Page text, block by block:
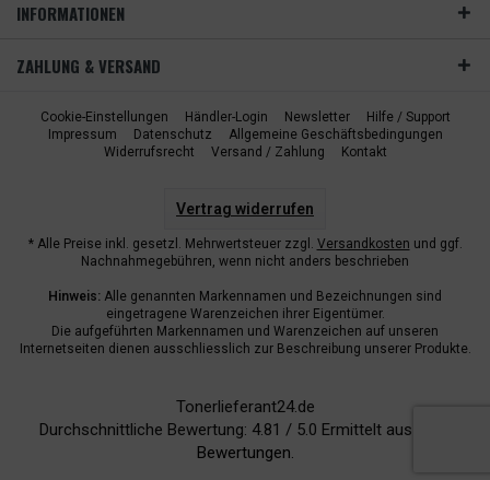
INFORMATIONEN
ZAHLUNG & VERSAND
Cookie-Einstellungen Händler-Login Newsletter
Hilfe / Support
Impressum
Datenschutz
Allgemeine Geschäftsbedingungen
Widerrufsrecht
Versand / Zahlung Kontakt
Vertrag widerrufen
* Alle Preise inkl. gesetzl. Mehrwertsteuer zzgl. Versandkosten und ggf.
Nachnahmegebühren, wenn nicht anders beschrieben
Hinweis: Alle genannten Markennamen und Bezeichnungen sind
eingetragene Warenzeichen ihrer Eigentümer.
Die aufgeführten Markennamen und Warenzeichen auf unseren
Internetseiten dienen ausschliesslich zur Beschreibung unserer Produkte.
Tonerlieferant24.de
Durchschnittliche Bewertung: 4.81 / 5.0 Ermittelt aus
Bewertungen.